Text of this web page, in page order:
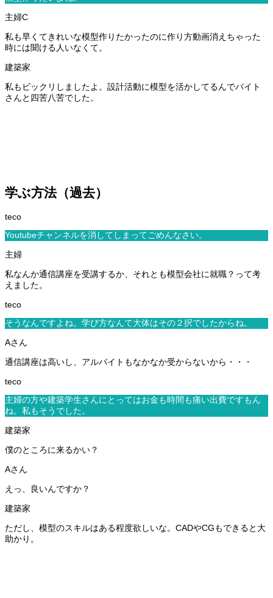
私も早くてきれいな模型作りたかったのに作り方動画消えちゃった
時には聞ける人いなくて。
私もビックリしましたよ。設計活動に模型を活かしてるんでバイト
さんと四苦八苦でした。
学ぶ方法（過去）
Youtubeチャンネルを消してしまってごめんなさい。
私なんか通信講座を受講するか、それとも模型会社に就職？って考
えました。
そうなんですよね。学び方なんて大体はその２択でしたからね。
通信講座は高いし、アルバイトもなかなか受からないから・・・
主婦の方や建築学生さんにとってはお金も時間も痛い出費ですもん
ね。私もそうでした。
僕のところに来るかい？
えっ、良いんですか？
ただし、模型のスキルはある程度欲しいな。CADやCGもできると大
助かり。